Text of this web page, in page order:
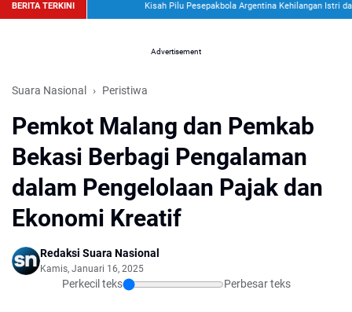
BERITA TERKINI Kisah Pilu Pesepakbola Argentina Kehilangan Istri dan
Advertisement
Suara Nasional Peristiwa
Pemkot Malang dan Pemkab
Bekasi Berbagi Pengalaman
dalam Pengelolaan Pajak dan
Ekonomi Kreatif
Redaksi Suara Nasional
Kamis, Januari 16, 2025
Perkecil teks Perbesar teks